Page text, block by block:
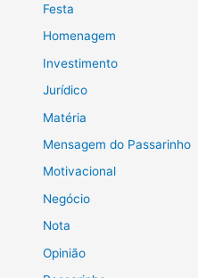
Festa
Homenagem
Investimento
Jurídico
Matéria
Mensagem do Passarinho
Motivacional
Negócio
Nota
Opinião